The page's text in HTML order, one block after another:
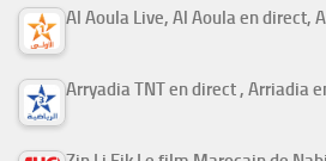
Al Aoula Live, Al Aoula en direct,
Arryadia TNT en direct , Arriadia